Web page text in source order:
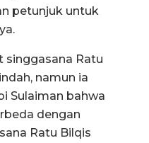
petunjuk untuk
singgasana Ratu
namun ia
Sulaiman bahwa
dengan
Ratu Bilqis